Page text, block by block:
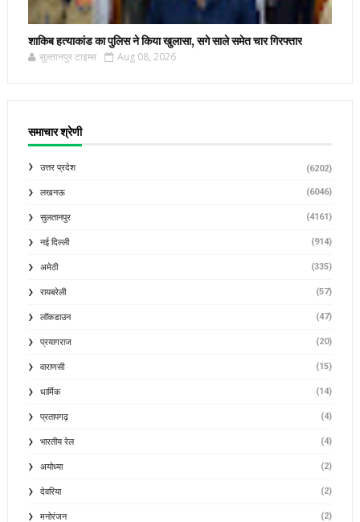
शाकिब हत्याकांड का पुलिस ने किया खुलासा, सगे साले समेत चार गिरफ्तार
सुल्तानपुर टाइम्स Aug 08, 2026
समाचार श्रेणी
उत्तर प्रदेश (6202)
लखनऊ (6046)
सुलतानपुर (4161)
नई दिल्ली (914)
अमेठी (335)
रायबरेली (57)
लॉकडाउन (47)
प्रयागराज (20)
वाराणसी (15)
धार्मिक (14)
प्रतापगढ़ (4)
भारतीय रेल (4)
अयोध्या (2)
देवरिया (2)
मनोरंजन (2)